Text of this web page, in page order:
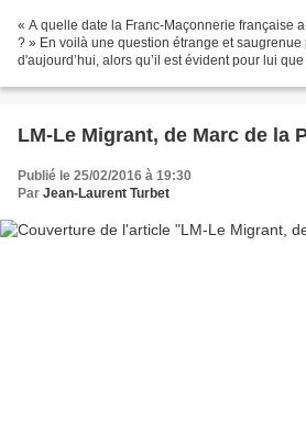
« A quelle date la Franc-Maçonnerie française
? » En voilà une question étrange et saugrenue
d'aujourd’hui, alors qu’il est évident pour lui
LM-Le Migrant, de Marc de la
Publié le 25/02/2016 à 19:30
Par Jean-Laurent Turbet